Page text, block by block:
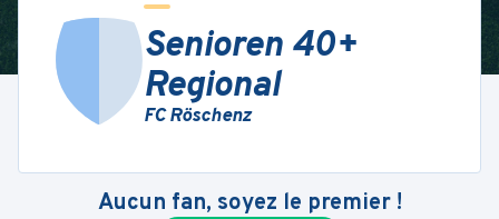
Senioren 40+
Regional
FC Röschenz
Aucun fan, soyez le premier !